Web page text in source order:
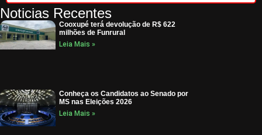
Noticias Recentes
Cooxupé terá devolução de R$ 622
milhões de Funrural
Leia Mais »
Conheça os Candidatos ao Senado por
MS nas Eleições 2026
Leia Mais »